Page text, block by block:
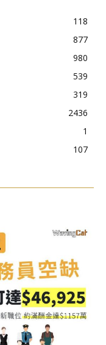
118
877
980
539
319
2436
1
107